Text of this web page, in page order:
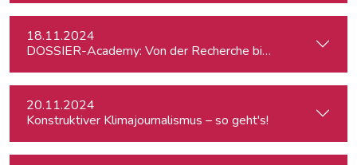
18.11.2024
DOSSIER-Academy: Von der Recherche bis zur
20.11.2024
Konstruktiver Klimajournalismus – so geht's!